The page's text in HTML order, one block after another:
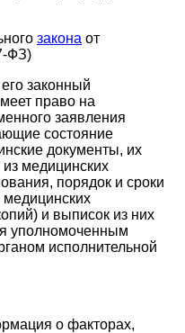
закона от
ФЗ)
законный
право на
заявления
состояние
документы, их
медицинских
порядок и сроки
и выписок из них
уполномоченным
исполнительной
о факторах,